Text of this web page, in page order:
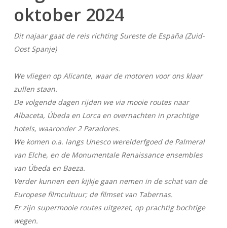
oktober 2024
Dit najaar gaat de reis richting Sureste de España (Zuid-
Oost Spanje)
We vliegen op Alicante, waar de motoren voor ons klaar
zullen staan.
De volgende dagen rijden we via mooie routes naar
Albaceta, Úbeda en Lorca en overnachten in prachtige
hotels, waaronder 2 Paradores.
We komen o.a. langs Unesco werelderfgoed de Palmeral
van Elche, en de Monumentale Renaissance ensembles
van Úbeda en Baeza.
Verder kunnen een kijkje gaan nemen in de schat van de
Europese filmcultuur; de filmset van Tabernas.
Er zijn supermooie routes uitgezet, op prachtig bochtige
wegen.